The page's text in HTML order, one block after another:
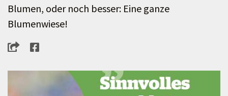
Blumen, oder noch besser: Eine ganze
Blumenwiese!